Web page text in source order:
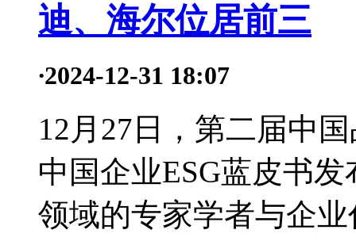
迪、海尔位居前三
·2024-12-31 18:07
12月27日，第二届中
中国企业ESG蓝皮书
领域的专家学者与企业